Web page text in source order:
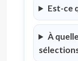
Est-ce
À